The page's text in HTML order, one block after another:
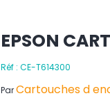
EPSON
Réf : CE-T614300
ParCartouches d